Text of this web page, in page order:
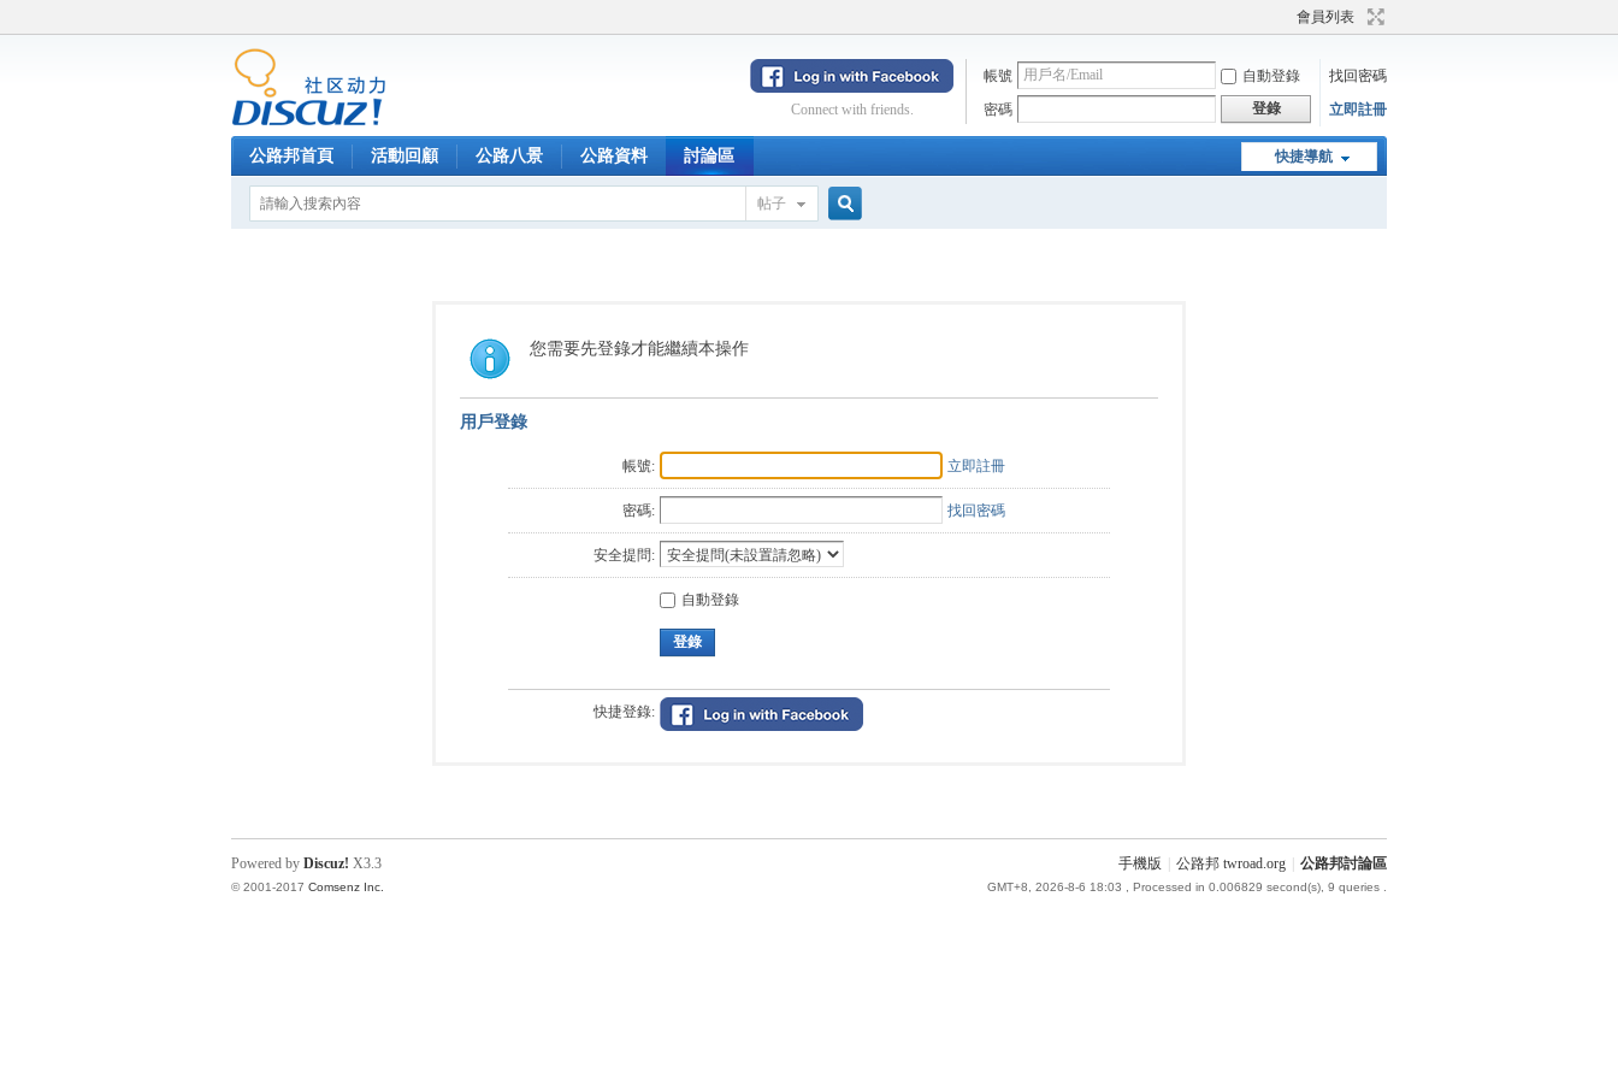
會員列表
帳號 自動登錄
找回密碼
密碼
登錄 立即註冊
Connect with friends.
快捷導航
公路邦首頁 活動回顧 公路八景 公路資料 討論區
帖子
您需要先登錄才能繼續本操作
用戶登錄
帳號: 立即註冊
密碼: 找回密碼
安全提問:
自動登錄
登錄
快捷登錄:
手機版 公路邦 twroad.org 公路邦討論區
GMT+8, 2026-8-6 18:03 , Processed in 0.006829 second(s), 9 queries .
Powered by Discuz! X3.3
© 2001-2017 Comsenz Inc.